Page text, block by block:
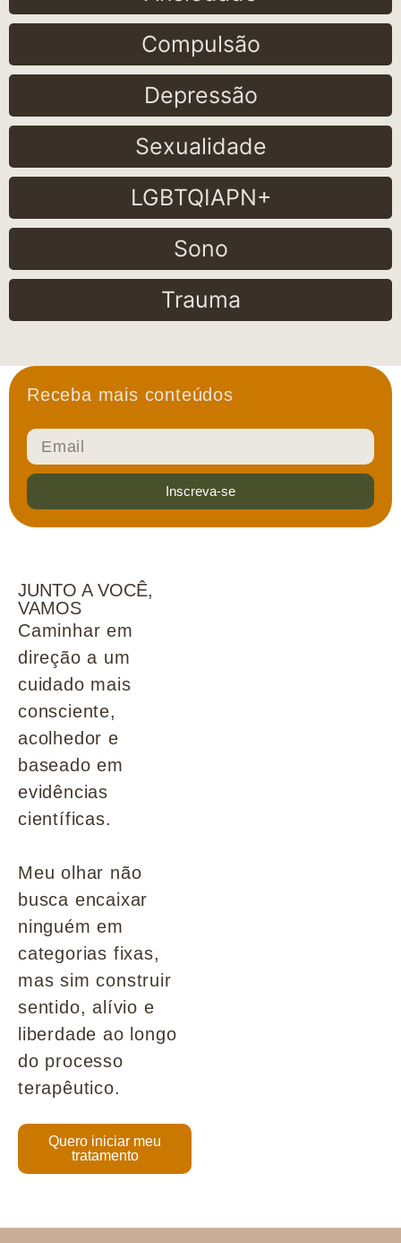
Compulsão
Depressão
Sexualidade
LGBTQIAPN+
Sono
Trauma
Receba mais conteúdos
Inscreva-se
JUNTO A VOCÊ,
VAMOS
Caminhar em
direção a um
cuidado mais
consciente,
acolhedor e
baseado em
evidências
científicas.
Meu olhar não
busca encaixar
ninguém em
categorias fixas,
mas sim construir
sentido, alívio e
liberdade ao longo
do processo
terapêutico.
Quero iniciar meu
tratamento